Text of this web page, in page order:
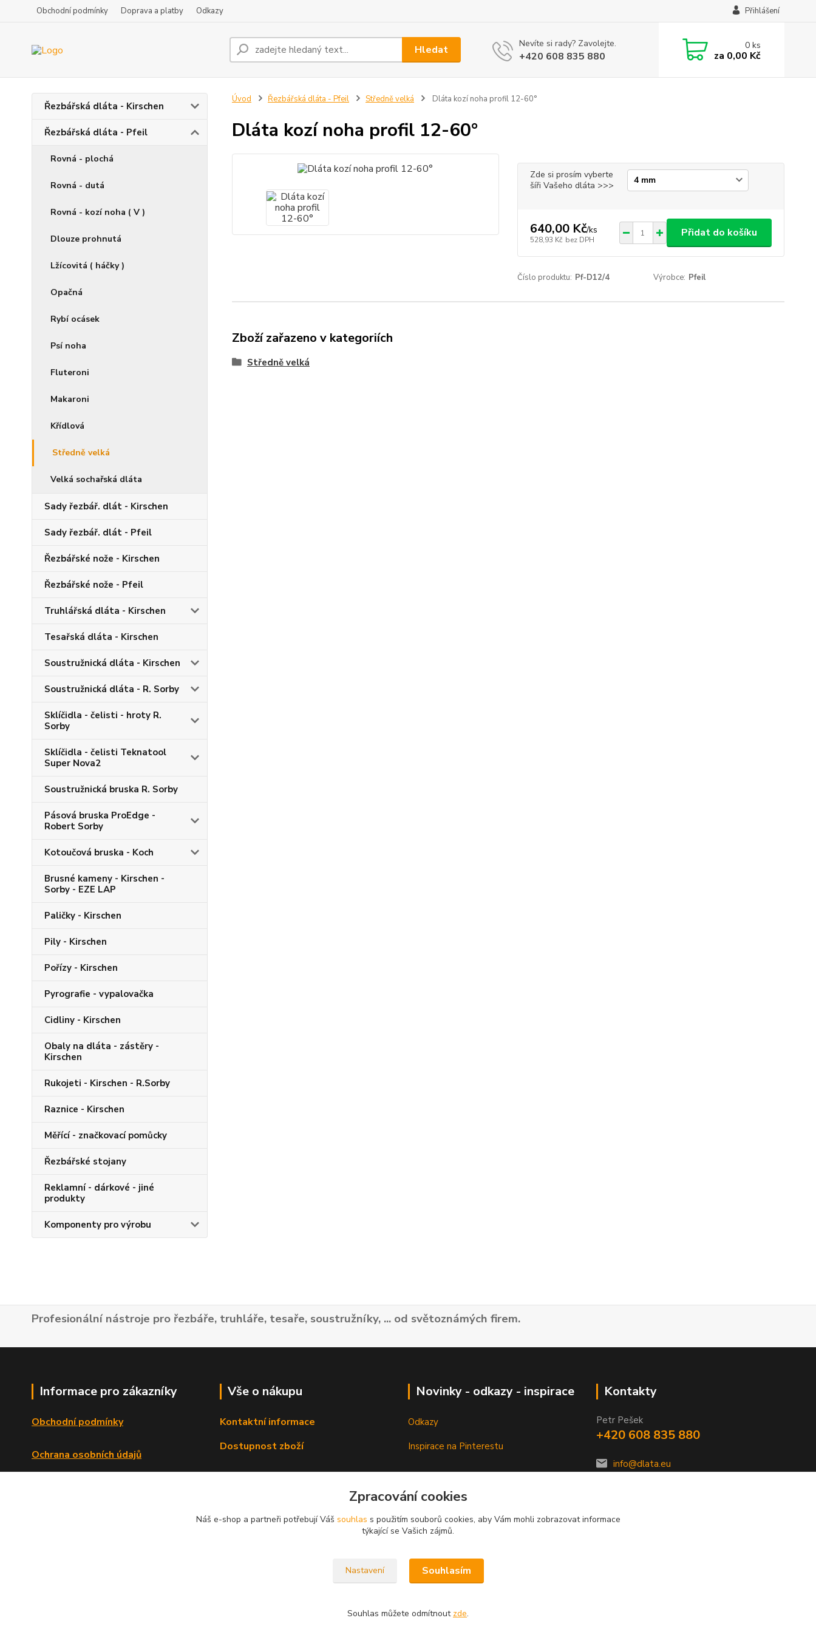
Obchodní podmínky Doprava a platby Odkazy Přihlášení
Hledat Nevíte si rady? Zavolejte.
+420 608 835 880
0ks
za 0,00 Kč
Řezbářská dláta - Kirschen
Řezbářská dláta - Pfeil
Rovná - plochá
Rovná - dutá
Rovná - kozí noha ( V )
Dlouze prohnutá
Lžícovitá ( háčky )
Opačná
Rybí ocásek
Psí noha
Fluteroni
Makaroni
Křídlová
Středně velká
Velká sochařská dláta
Sady řezbář. dlát - Kirschen
Sady řezbář. dlát - Pfeil
Řezbářské nože - Kirschen
Řezbářské nože - Pfeil
Truhlářská dláta - Kirschen
Tesařská dláta - Kirschen
Soustružnická dláta - Kirschen
Soustružnická dláta - R. Sorby
Sklíčidla - čelisti - hroty R.
Sorby
Sklíčidla - čelisti Teknatool
Super Nova2
Soustružnická bruska R. Sorby
Pásová bruska ProEdge -
Robert Sorby
Kotoučová bruska - Koch
Brusné kameny - Kirschen -
Sorby - EZE LAP
Paličky - Kirschen
Pily - Kirschen
Pořízy - Kirschen
Pyrografie - vypalovačka
Cidliny - Kirschen
Obaly na dláta - zástěry -
Kirschen
Rukojeti - Kirschen - R.Sorby
Raznice - Kirschen
Měřící - značkovací pomůcky
Řezbářské stojany
Reklamní - dárkové - jiné
produkty
Komponenty pro výrobu
Úvod Řezbářská dláta - Pfeil Středně velká Dláta kozí noha profil 12-60°
Dláta kozí noha profil 12-60°
Zde si prosím vyberte
šíři Vašeho dláta >>>
640,00 Kč/ks
528,93 Kč bez DPH
Přidat do košíku
Číslo produktu: Pf-D12/4 Výrobce: Pfeil
Zboží zařazeno v kategoriích
Středně velká
Profesionální nástroje pro řezbáře, truhláře, tesaře, soustružníky, ... od světoznámých firem.
Informace pro zákazníky
Obchodní podmínky
Ochrana osobních údajů
Vše o nákupu
Kontaktní informace
Dostupnost zboží
Novinky - odkazy - inspirace
Odkazy
Inspirace na Pinterestu
Kontakty
Petr Pešek
+420 608 835 880
info@dlata.eu
Zpracování cookies
Náš e-shop a partneři potřebují Váš souhlas s použitím souborů cookies, aby Vám mohli zobrazovat informace
týkající se Vašich zájmů.
Nastavení Souhlasím
Souhlas můžete odmítnout zde.